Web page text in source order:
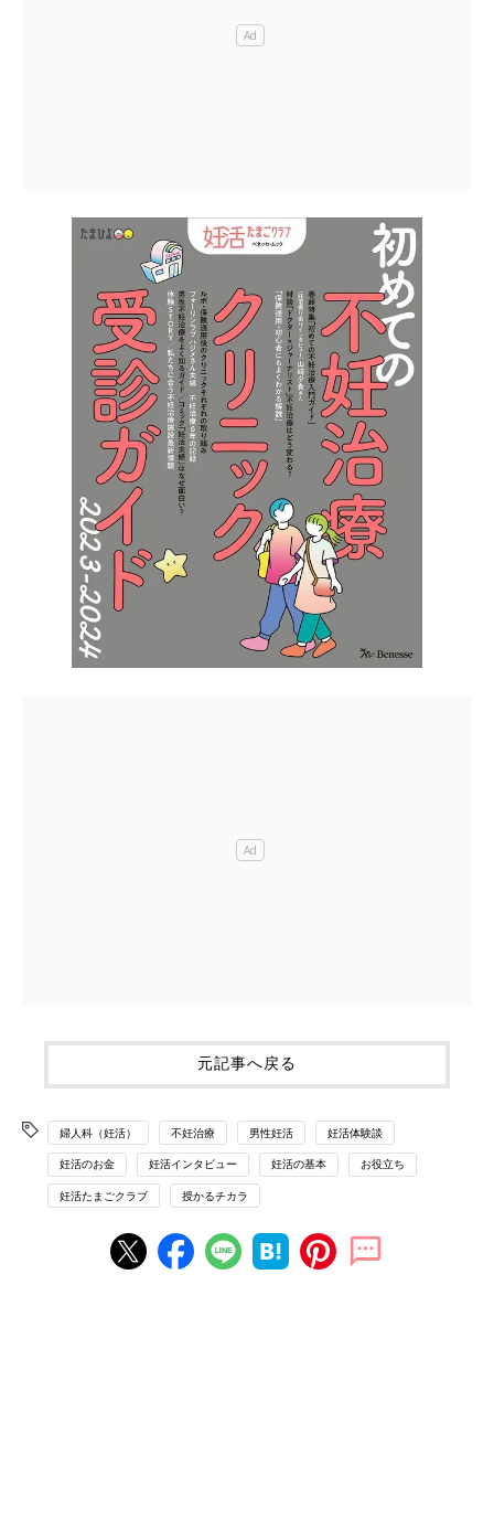
元記事へ戻る
婦人科（妊活） 不妊治療 男性妊活 妊活体験談
妊活のお金 妊活インタビュー 妊活の基本 お役立ち
妊活たまごクラブ 授かるチカラ